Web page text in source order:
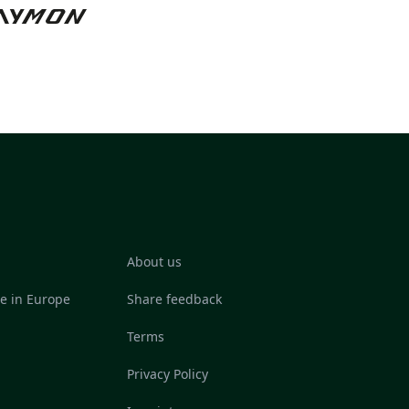
in Europe
About us
Share feedback
Terms
Privacy Policy